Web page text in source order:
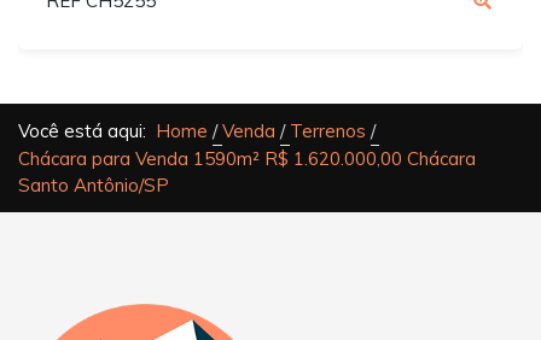
Você está aqui: Home Venda
Terrenos
Chácara para Venda 1590m² R$ 1.620.000,00 Chácara
Santo Antônio/SP